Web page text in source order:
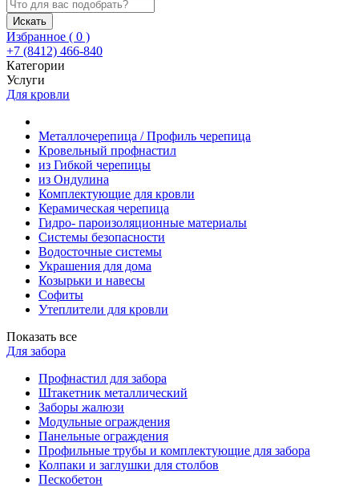
Искать
Избранное ( 0 )
+7 (8412) 466-840
Категории
Услуги
Для кровли
Металлочерепица / Профиль черепица
Кровельный профнастил
из Гибкой черепицы
из Ондулина
Комплектующие для кровли
Керамическая черепица
Гидро- пароизоляционные материалы
Системы безопасности
Водосточные системы
Украшения для дома
Козырьки и навесы
Софиты
Утеплители для кровли
Показать все
Для забора
Профнастил для забора
Штакетник металлический
Заборы жалюзи
Модульные ограждения
Панельные ограждения
Профильные трубы и комплектующие для забора
Колпаки и заглушки для столбов
Пескобетон